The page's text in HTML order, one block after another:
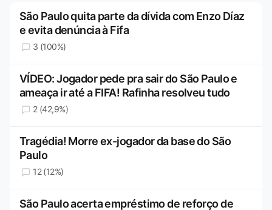
São Paulo quita parte da dívida com Enzo Díaz
e evita denúncia à Fifa
3 (100%)
VÍDEO: Jogador pede pra sair do São Paulo e
ameaça ir até a FIFA! Rafinha resolveu tudo
2 (42,9%)
Tragédia! Morre ex-jogador da base do São
Paulo
12 (12%)
São Paulo acerta empréstimo de reforço de